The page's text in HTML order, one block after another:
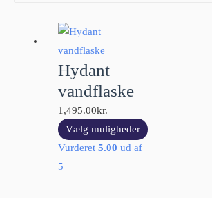
Hydant
vandflaske
1,495.00kr.
Vælg muligheder
Vurderet 5.00 ud af
5